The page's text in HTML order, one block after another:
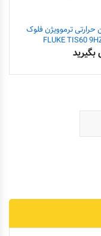
حرارتی ترموویژن فلوک